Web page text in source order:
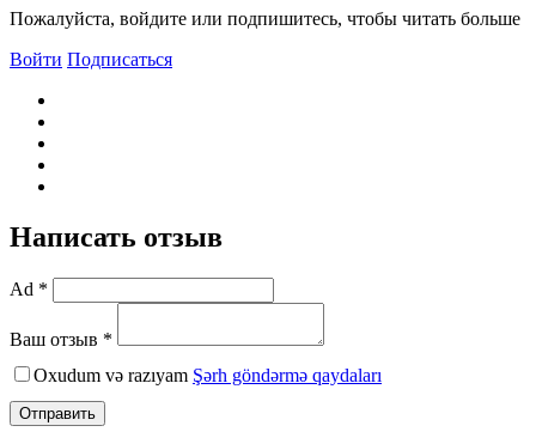
Пожалуйста, войдите или подпишитесь, чтобы читать больше
Войти Подписаться
Написать отзыв
Ad *
Ваш отзыв *
Oxudum və razıyam Şərh göndərmə qaydaları
Отправить